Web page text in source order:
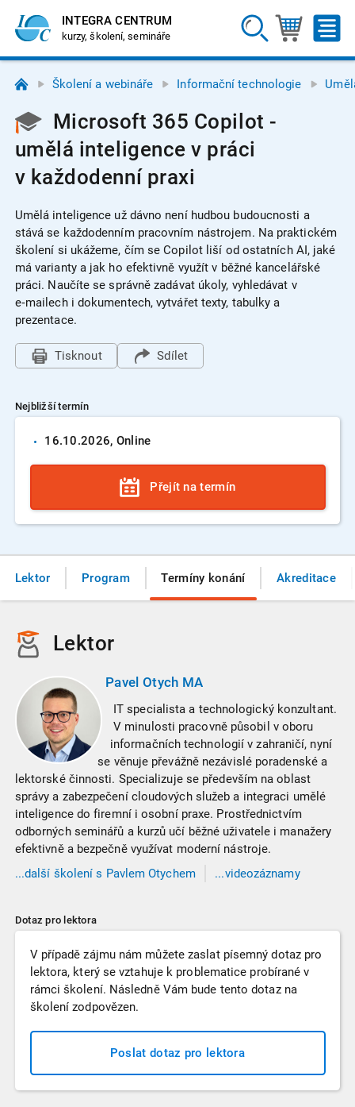
INTEGRA CENTRUM
kurzy, školení, semináře
Školení a webináře Informační technologie
Microsoft 365 Copilot -
umělá inteligence v práci
v každodenní praxi
Umělá inteligence už dávno není hudbou budoucnosti a
stává se každodenním pracovním nástrojem. Na praktickém
školení si ukážeme, čím se Copilot liší od ostatních AI, jaké
má varianty a jak ho efektivně využít v běžné kancelářské
práci. Naučíte se správně zadávat úkoly, vyhledávat v
e‑mailech i dokumentech, vytvářet texty, tabulky a
prezentace.
Tisknout Sdílet
Nejbližší termín
16.10.2026, Online
Přejít na termín
Lektor Program Termíny konání Akreditace
Lektor
Pavel Otych MA
IT specialista a technologický konzultant.
V minulosti pracovně působil v oboru
informačních technologií v zahraničí, nyní
se věnuje převážně nezávislé poradenské a
lektorské činnosti. Specializuje se především na oblast
správy a zabezpečení cloudových služeb a integraci umělé
inteligence do firemní i osobní praxe. Prostřednictvím
odborných seminářů a kurzů učí běžné uživatele i manažery
efektivně a bezpečně využívat moderní nástroje.
...další školení s Pavlem Otychem
...videozáznamy
Dotaz pro lektora
V případě zájmu nám můžete zaslat písemný dotaz pro
lektora, který se vztahuje k problematice probírané v
rámci školení. Následně Vám bude tento dotaz na
školení zodpovězen.
Poslat dotaz pro lektora